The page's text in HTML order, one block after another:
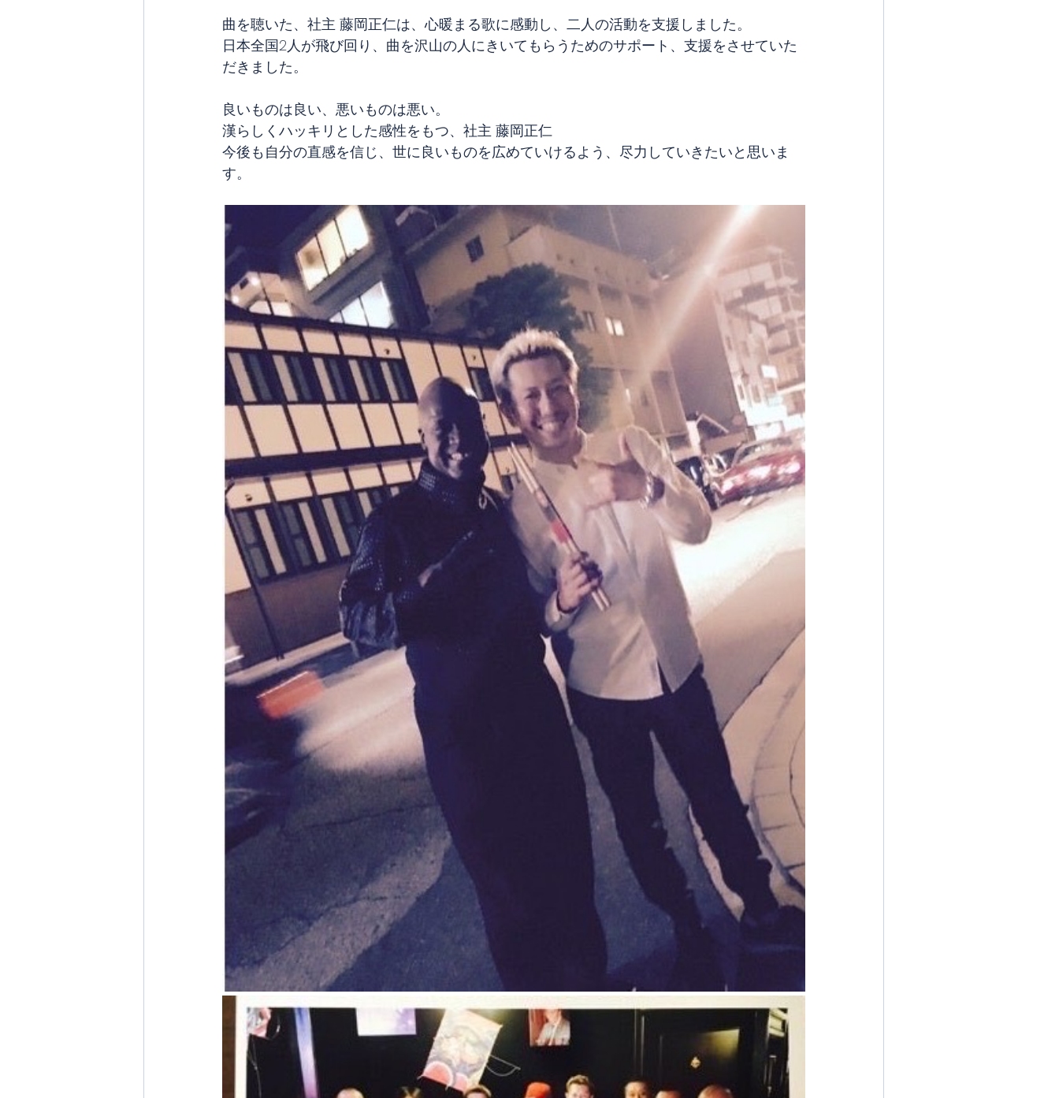
曲を聴いた、社主 藤岡正仁は、心暖まる歌に感動し、二人の活動を支援しました。
日本全国2人が飛び回り、曲を沢山の人にきいてもらうためのサポート、支援をさせていた
だきました。
良いものは良い、悪いものは悪い。
漢らしくハッキリとした感性をもつ、社主 藤岡正仁
今後も自分の直感を信じ、世に良いものを広めていけるよう、尽力していきたいと思いま
す。